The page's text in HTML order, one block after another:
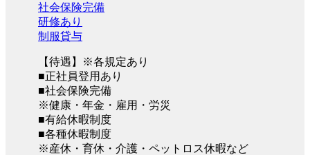
社会保険完備
研修あり
制服貸与
【待遇】※各規定あり
■正社員登用あり
■社会保険完備
※健康・年金・雇用・労災
■有給休暇制度
■各種休暇制度
※産休・育休・介護・ペットロス休暇など